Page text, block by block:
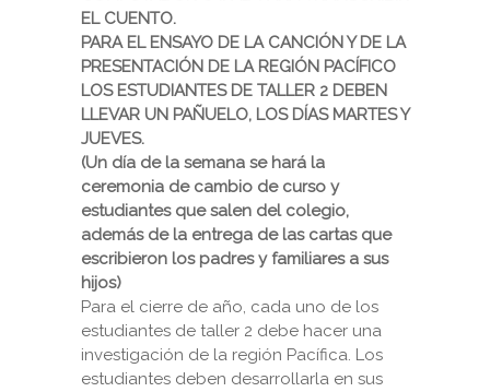
EL CUENTO.
PARA EL ENSAYO DE LA CANCIÓN Y DE LA
PRESENTACIÓN DE LA REGIÓN PACÍFICO
LOS ESTUDIANTES DE TALLER 2 DEBEN
LLEVAR UN PAÑUELO, LOS DÍAS MARTES Y
JUEVES.
(Un día de la semana se hará la
ceremonia de cambio de curso y
estudiantes que salen del colegio,
además de la entrega de las cartas que
escribieron los padres y familiares a sus
hijos)
Para el cierre de año, cada uno de los
estudiantes de taller 2 debe hacer una
investigación de la región Pacífica. Los
estudiantes deben desarrollarla en sus